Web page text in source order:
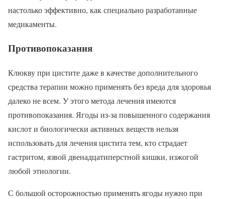
настолько эффективно, как специально разработанные
медикаменты.
Противопоказания
Клюкву при цистите даже в качестве дополнительного
средства терапии можно применять без вреда для здоровья
далеко не всем. У этого метода лечения имеются
противопоказания. Ягоды из-за повышенного содержания
кислот и биологически активных веществ нельзя
использовать для лечения цистита тем, кто страдает
гастритом, язвой двенадцатиперстной кишки, изжогой
любой этиологии.
С большой осторожностью применять ягоды нужно при